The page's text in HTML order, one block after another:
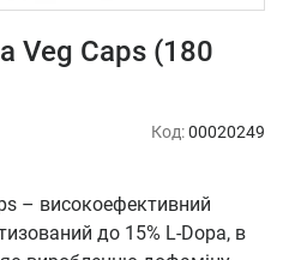
Veg Caps (180
Код:00020249
– високоефективний
до 15% L-Dopa, в